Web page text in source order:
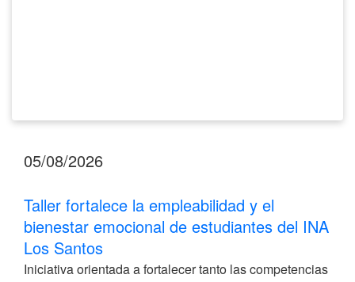
05/08/2026
Taller fortalece la empleabilidad y el
bienestar emocional de estudiantes del INA
Los Santos
Iniciativa orientada a fortalecer tanto las competencias